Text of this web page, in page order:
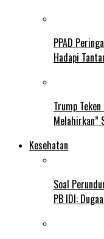
PPAD
Hadapi
Trump
Melahirkan”
Kesehatan
Soal
PB IDI: